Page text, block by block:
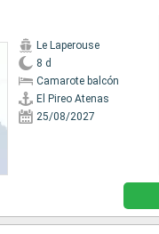
Le Laperouse
8 d
Camarote balcón
El Pireo Atenas
25/08/2027